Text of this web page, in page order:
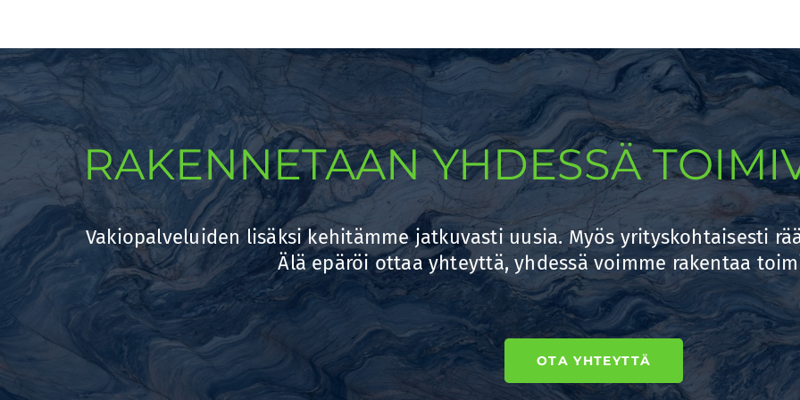
RAKENNETAAN YHDESSÄ
Vakiopalveluiden lisäksi kehitämme jatkuvasti uusia. Myös yrityskohtaisesti
Älä epäröi ottaa yhteyttä, yhdessä voimme rakentaa
OTA YHTEYTTÄ